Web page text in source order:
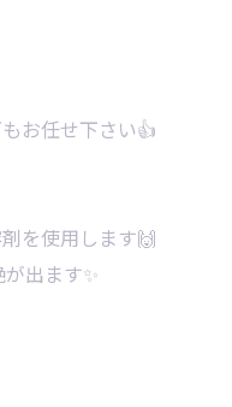
お任せ下さい👍
を使用します🙌
出ます✨